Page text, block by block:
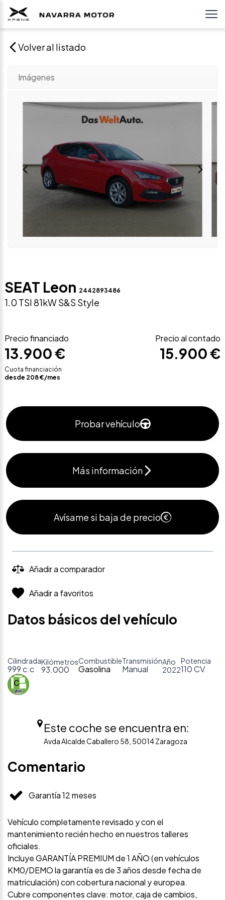
Volver al listado
Imágenes
SEAT Leon 2442893486
1.0 TSI 81kW S&S Style
Precio financiado
13.900 €
Cuota financiación
desde 208€/mes
Precio al contado
15.900 €
Probar vehículo
Más información
Avísame si baja de precio
Añadir a comparador
Añadir a favoritos
Datos básicos del vehículo
Cilindrada
999 c.c
Kilómetros
93.000
Combustible
Gasolina
Transmisión
Manual
Año
2022
Potencia
110 CV
Este coche se encuentra en:
Avda Alcalde Caballero 58, 50014 Zaragoza
Comentario
Garantía 12 meses
Vehículo completamente revisado y con el
mantenimiento recién hecho en nuestros talleres
oficiales.
Incluye GARANTÍA PREMIUM de 1 AÑO (en vehículos
KM0/DEMO la garantía es de 3 años desde fecha de
matriculación) con cobertura nacional y europea.
Cubre componentes clave: motor, caja de cambios,